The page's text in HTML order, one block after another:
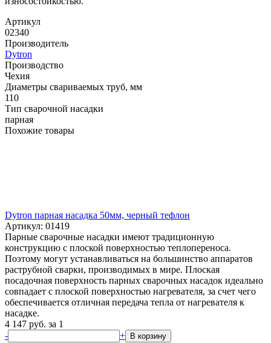
Артикул
02340
Производитель
Dytron
Производство
Чехия
Диаметры свариваемых труб, мм
110
Тип сварочной насадки
парная
Похожие товары
Dytron парная насадка 50мм, черный тефлон
Артикул: 01419
Парные сварочные насадки имеют традиционную
конструкцию с плоской поверхностью теплопереноса.
Поэтому могут устанавливаться на большинство аппаратов
раструбной сварки, производимых в мире. Плоская
посадочная поверхность парных сварочных насадок идеально
совпадает с плоской поверхностью нагревателя, за счет чего
обеспечивается отличная передача тепла от нагревателя к
насадке.
4 147 руб. за 1
-
+ В корзину